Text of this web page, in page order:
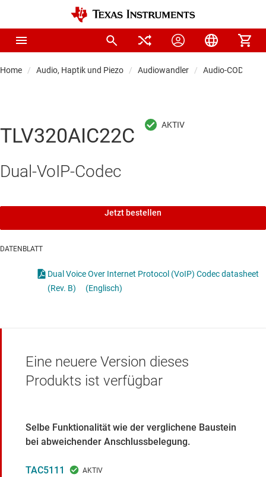
Home Audio, Haptik und Piezo Audiowandler Audio-CODECs
TLV320AIC22C
Dual-VoIP-Codec
Jetzt bestellen
DATENBLATT
Dual Voice Over Internet Protocol (VoIP) Codec datasheet
(Rev. B)
(Englisch)
Eine neuere Version dieses
Produkts ist verfügbar
Selbe Funktionalität wie der verglichene Baustein
bei abweichender Anschlussbelegung.
TAC5111